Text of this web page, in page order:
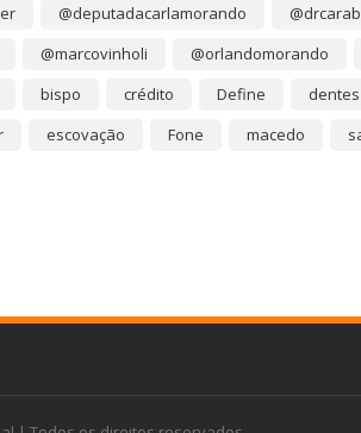
@deputadacarlamorando
@marcovinholi
@orlandomorando
bispo crédito Define
dentes
escovação Fone macedo